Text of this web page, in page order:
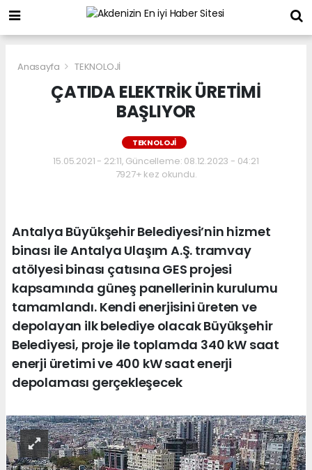
Anasayfa TEKNOLOJİ
ÇATIDA ELEKTRİK ÜRETİMİ
BAŞLIYOR
TEKNOLOJİ
15.05.2021 - 22:11, Güncelleme: 08.12.2023 - 04:21
7927+ kez okundu.
Antalya Büyükşehir Belediyesi’nin hizmet
binası ile Antalya Ulaşım A.Ş. tramvay
atölyesi binası çatısına GES projesi
kapsamında güneş panellerinin kurulumu
tamamlandı. Kendi enerjisini üreten ve
depolayan ilk belediye olacak Büyükşehir
Belediyesi, proje ile toplamda 340 kW saat
enerji üretimi ve 400 kW saat enerji
depolaması gerçekleşecek